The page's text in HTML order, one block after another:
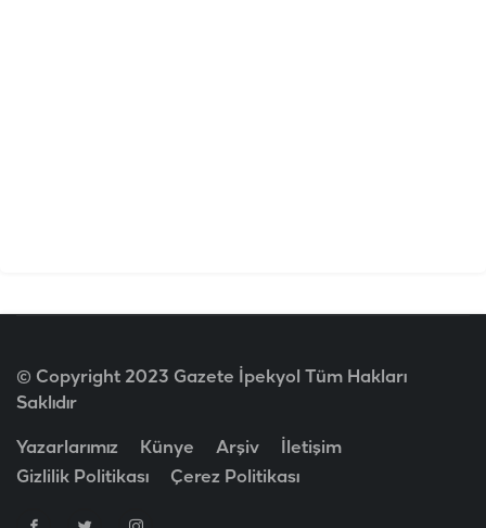
© Copyright 2023 Gazete İpekyol Tüm Hakları
Saklıdır
Yazarlarımız Künye Arşiv
İletişim
Gizlilik Politikası
Çerez Politikası